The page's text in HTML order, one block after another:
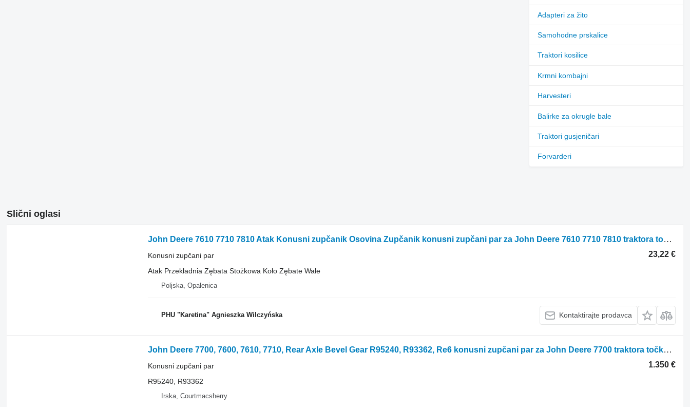
Adapteri za žito
Samohodne prskalice
Traktori kosilice
Krmni kombajni
Harvesteri
Balirke za okrugle bale
Traktori gusjeničari
Forvarderi
Slični oglasi
John Deere 7610 7710 7810 Atak Konusni zupčanik Osovina Zupčanik konusni zupčani par za John Deere 7610 7710 7810 traktora točkaša
23,22 €
Konusni zupčani par
Atak Przekładnia Zębata Stożkowa Koło Zębate Wałe
Poljska, Opalenica
PHU "Karetina" Agnieszka Wilczyńska Kontaktirajte prodavca
John Deere 7700, 7600, 7610, 7710, Rear Axle Bevel Gear R95240, R93362, Re6 konusni zupčani par za John Deere 7700 traktora točkaša
1.350 €
Konusni zupčani par
R95240, R93362
Irska, Courtmacsherry